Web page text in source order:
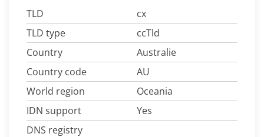
TLD
cx
TLD type
ccTld
Country
Australie
Country code
AU
World region
Oceania
IDN support
Yes
DNS registry